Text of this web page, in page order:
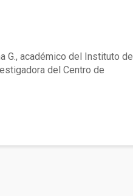
G., académico del Instituto de
del Centro de